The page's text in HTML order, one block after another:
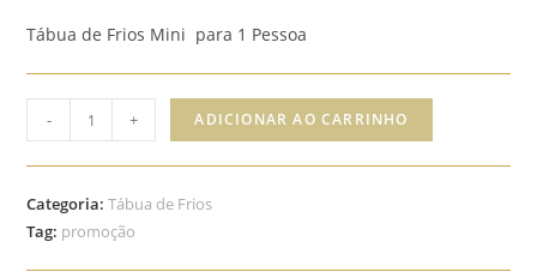
original
era:
R$ 160,00.
é:
R$ 140,00.
Tábua de Frios Mini para 1 Pessoa
Mini
quantidade
- + ADICIONAR AO CARRINHO
Categoria:Tábua de Frios
Tag: promoção